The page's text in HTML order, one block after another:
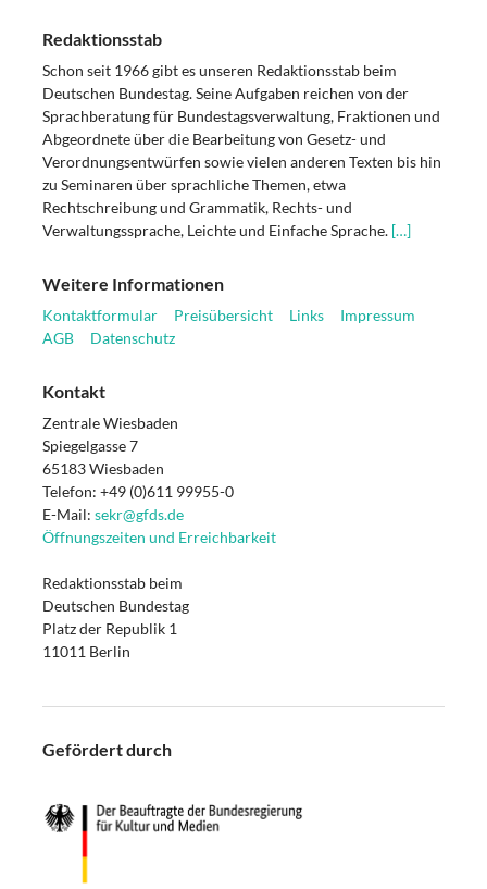
Redaktionsstab
Schon seit 1966 gibt es unseren Redaktionsstab beim
Deutschen Bundestag. Seine Aufgaben reichen von der
Sprachberatung für Bundestagsverwaltung, Fraktionen und
Abgeordnete über die Bearbeitung von Gesetz- und
Verordnungsentwürfen sowie vielen anderen Texten bis hin
zu Seminaren über sprachliche Themen, etwa
Rechtschreibung und Grammatik, Rechts- und
Verwaltungssprache, Leichte und Einfache Sprache. […]
Weitere Informationen
Kontaktformular Preisübersicht Links
Impressum
AGB
Datenschutz
Kontakt
Zentrale Wiesbaden
Spiegelgasse 7
65183 Wiesbaden
Telefon: +49 (0)611 99955-0
E-Mail: sekr@gfds.de
Öffnungszeiten und Erreichbarkeit
Redaktionsstab beim
Deutschen Bundestag
Platz der Republik 1
11011 Berlin
Gefördert durch